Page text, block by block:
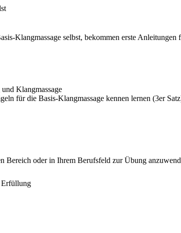
Erfüllung
Klangmassage selbst, bekommen erste
Klangmassage
für die Basis-Klangmassage kennen lernen (3er
Bereich oder in Ihrem Berufsfeld zur Übung